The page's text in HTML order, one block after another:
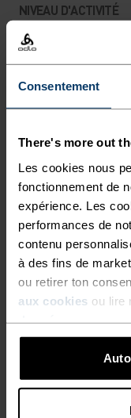
Consentement
There's more out
Les cookies nous
fonctionnement de
expérience. Les
performances de
contenu
à des fins de
ou retirer ton
aux cookies ou lire
NIVEAU D'ACTIVITÉ
BAS
Randonnée - Ski et
CARACTÉRISTIQUES
SYNTHÉTIQUE
Synthétique -
aide à réguler la
seconde peau -
excellent transfert
température
fibres naturelles et